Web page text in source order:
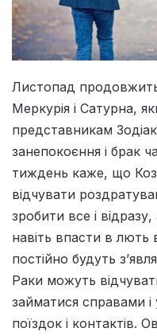
Листопад
Меркурія і Сатурна,
представникам
занепокоєння і брак
тиждень каже, що
відчувати
зробити все і
навіть впасти в лють
постійно будуть
Раки можуть
займатися справами
поїздок і контактів.